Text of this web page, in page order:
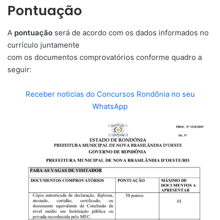
Pontuação
A pontuação será de acordo com os dados informados no
currículo juntamente
com os documentos comprovatórios conforme quadro a
seguir:
Receber noticias do Concursos Rondônia no seu
WhatsApp